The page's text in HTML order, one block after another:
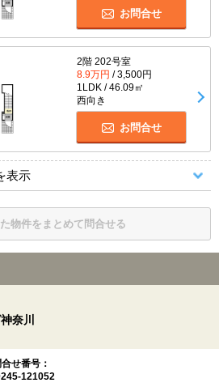
お問合せ
2階 202号室
8.9万円 / 3,500円
1LDK / 46.09㎡
西向き
お問合せ
表示
物件をまとめて問合せる
奈川
せ番号：
121052